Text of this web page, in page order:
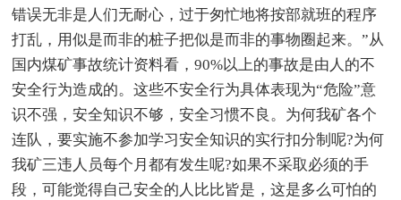
错误无非是人们无耐心，过于匆忙地将按部就班的程序
打乱，用似是而非的桩子把似是而非的事物圈起来。”从
国内煤矿事故统计资料看，90%以上的事故是由人的不
安全行为造成的。这些不安全行为具体表现为“危险”意
识不强，安全知识不够，安全习惯不良。为何我矿各个
连队，要实施不参加学习安全知识的实行扣分制呢?为何
我矿三违人员每个月都有发生呢?如果不采取必须的手
段，可能觉得自己安全的人比比皆是，这是多么可怕的